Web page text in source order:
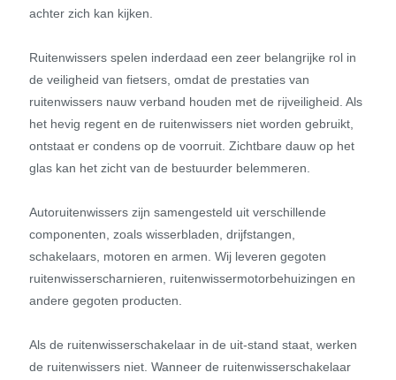
achter zich kan kijken.
Ruitenwissers spelen inderdaad een zeer belangrijke rol in
de veiligheid van fietsers, omdat de prestaties van
ruitenwissers nauw verband houden met de rijveiligheid. Als
het hevig regent en de ruitenwissers niet worden gebruikt,
ontstaat er condens op de voorruit. Zichtbare dauw op het
glas kan het zicht van de bestuurder belemmeren.
Autoruitenwissers zijn samengesteld uit verschillende
componenten, zoals wisserbladen, drijfstangen,
schakelaars, motoren en armen. Wij leveren gegoten
ruitenwisserscharnieren, ruitenwissermotorbehuizingen en
andere gegoten producten.
Als de ruitenwisserschakelaar in de uit-stand staat, werken
de ruitenwissers niet. Wanneer de ruitenwisserschakelaar